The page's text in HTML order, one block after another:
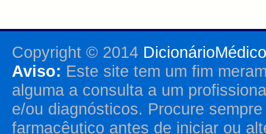
Copyright © 2014
Aviso: Este site tem um fim
alguma a consulta a um
e/ou diagnósticos. Procure
farmacêutico antes de iniciar ou